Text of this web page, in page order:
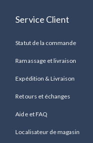
Service Client
Statut de la commande
Ramassage et livraison
Expédition & Livraison
Retours et échanges
Aide et FAQ
Localisateur de magasin